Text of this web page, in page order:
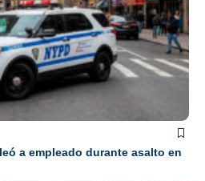
a empleado durante asalto en